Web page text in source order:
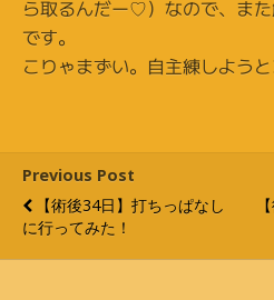
ら取るんだー♡）なので、ま
です。
こりゃまずい。自主練しよう
Previous Post
【術後34日】打ちっぱなし
に行ってみた！